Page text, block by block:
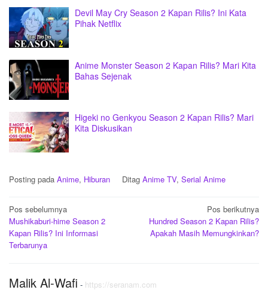
Devil May Cry Season 2 Kapan Rilis? Ini Kata
Pihak Netflix
Anime Monster Season 2 Kapan Rilis? Mari Kita
Bahas Sejenak
Higeki no Genkyou Season 2 Kapan Rilis? Mari
Kita Diskusikan
Posting pada Anime, Hiburan Ditag Anime TV, Serial Anime
Navigasi
pos
Pos sebelumnya
Mushikaburi-hime Season 2
Kapan Rilis? Ini Informasi
Terbarunya
Pos berikutnya
Hundred Season 2 Kapan Rilis?
Apakah Masih Memungkinkan?
Malik Al-Wafi - https://seranam.com